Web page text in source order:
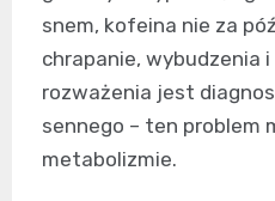
snem, kofeina nie za
chrapanie, wybudzenia
rozważenia jest
sennego – ten problem
metabolizmie.